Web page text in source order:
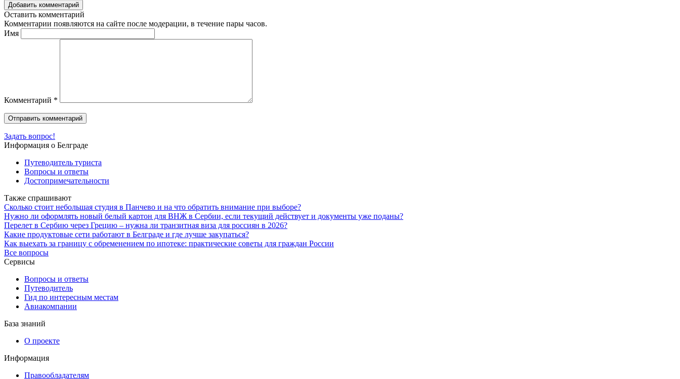
Добавить комментарий
Оставить комментарий
Комментарии появляются на сайте после модерации, в течение пары часов.
Имя
Комментарий *
Задать вопрос!
Информация о Белграде
Путеводитель туриста
Вопросы и ответы
Достопримечательности
Также спрашивают
Сколько стоит небольшая студия в Панчево и на что обратить внимание при выборе?
Нужно ли оформлять новый белый картон для ВНЖ в Сербии, если текущий действует и документы уже поданы?
Перелет в Сербию через Грецию – нужна ли транзитная виза для россиян в 2026?
Какие продуктовые сети работают в Белграде и где лучше закупаться?
Как выехать за границу с обременением по ипотеке: практические советы для граждан России
Все вопросы
Сервисы
Вопросы и ответы
Путеводитель
Гид по интересным местам
Авиакомпании
База знаний
О проекте
Информация
Правообладателям